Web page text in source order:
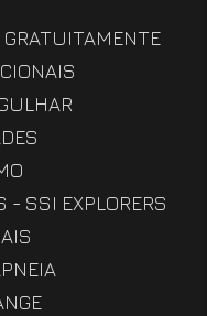
- SSI EXPLORERS